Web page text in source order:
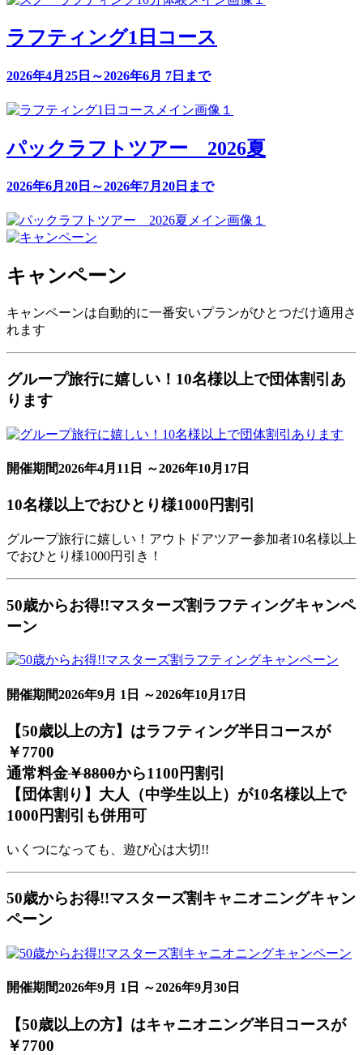
ラフティング1日コース
2026年4月25日～2026年6月 7日まで
パックラフトツアー 2026夏
2026年6月20日～2026年7月20日まで
キャンペーン
キャンペーンは自動的に一番安いプランがひとつだけ適用さ
れます
グループ旅行に嬉しい！10名様以上で団体割引あ
ります
開催期間2026年4月11日 ～2026年10月17日
10名様以上でおひとり様1000円割引
グループ旅行に嬉しい！アウトドアツアー参加者10名様以上
でおひとり様1000円引き！
50歳からお得!!マスターズ割ラフティングキャンペ
ーン
開催期間2026年9月 1日 ～2026年10月17日
【50歳以上の方】はラフティング半日コースが
￥7700
通常料金￥8800から1100円割引
【団体割り】大人（中学生以上）が10名様以上で
1000円割引も併用可
いくつになっても、遊び心は大切!!
50歳からお得!!マスターズ割キャニオニングキャン
ペーン
開催期間2026年9月 1日 ～2026年9月30日
【50歳以上の方】はキャニオニング半日コースが
￥7700